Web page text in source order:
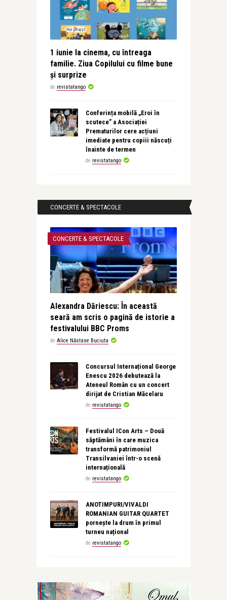
1 iunie la cinema, cu întreaga
familie. Ziua Copilului cu filme bune
și surprize
de revistatango
Conferința mobilă „Eroi în
scutece” a Asociației
Prematurilor cere acțiuni
imediate pentru copiii născuți
înainte de termen
de revistatango
CONCERTE & SPECTACOLE
CONCERTE & SPECTACOLE
Alexandra Dăriescu: În această
seară am scris o pagină de istorie a
festivalului BBC Proms
de Alice Năstase Buciuta
Concursul Internațional George
Enescu 2026 debutează la
Ateneul Român cu un concert
dirijat de Cristian Măcelaru
de revistatango
Festivalul ICon Arts – Două
săptămâni în care muzica
transformă patrimoniul
Transilvaniei într-o scenă
internațională
de revistatango
ANOTIMPURI/VIVALDI
ROMANIAN GUITAR QUARTET
pornește la drum în primul
turneu național
de revistatango